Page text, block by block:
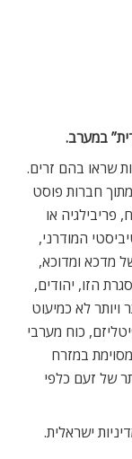
במערב.
שראו בהם זרים.
חברות פוסט
פריבילגיה או
המודרני,
מדכא ומדוכא,
הזו, יהודים,
ויותר לא כמיעוט
כוח מערבי
במזרח
של זעם כלפי
ישראלית.